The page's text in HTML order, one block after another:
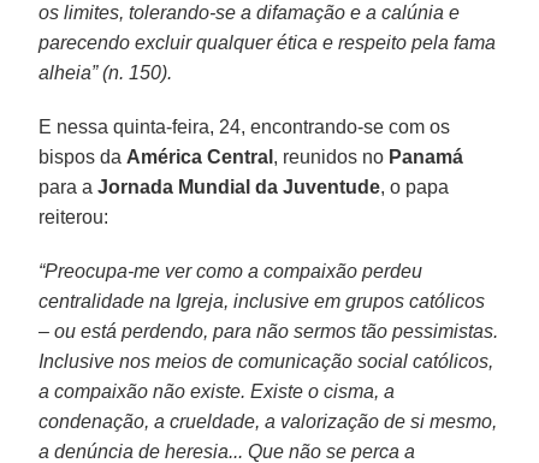
os limites, tolerando-se a difamação e a calúnia e
parecendo excluir qualquer ética e respeito pela fama
alheia” (n. 150).
E nessa quinta-feira, 24, encontrando-se com os
bispos da América Central , reunidos no Panamá
para aJornada Mundial da Juventude, o papa
reiterou:
“Preocupa-me ver como a compaixão perdeu
centralidade na Igreja, inclusive em grupos católicos
– ou está perdendo, para não sermos tão pessimistas.
Inclusive nos meios de comunicação social católicos,
a compaixão não existe. Existe o cisma, a
condenação, a crueldade, a valorização de si mesmo,
a denúncia de heresia... Que não se perca a